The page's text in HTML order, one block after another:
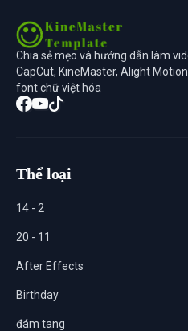
Chia sẻ mẹo và hướng dẫn làm
CapCut, KineMaster, Alight
font chữ việt hóa
Thể loại
14 - 2
20 - 11
After Effects
Birthday
đám tang